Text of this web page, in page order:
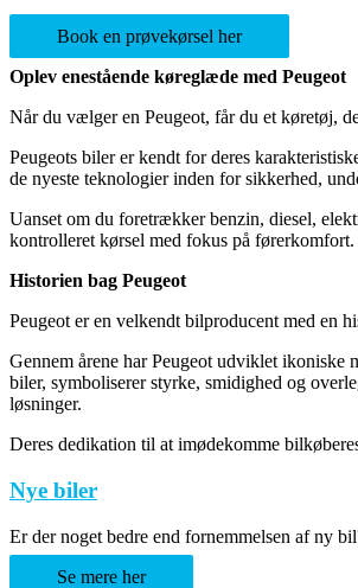
Book en prøvekørsel her
Oplev enestående køreglæde med Peugeot
Når du vælger en Peugeot, får du et køretøj,
Peugeots biler er kendt for deres
de nyeste teknologier inden for sikkerhed,
Uanset om du foretrækker benzin, diesel,
kontrolleret kørsel med fokus på
Historien bag Peugeot
Peugeot er en velkendt bilproducent med en
Gennem årene har Peugeot udviklet ikoniske
biler, symboliserer styrke, smidighed og
løsninger.
Deres dedikation til at imødekomme
Nye biler
Er der noget bedre end fornemmelsen af ny
Se mere her